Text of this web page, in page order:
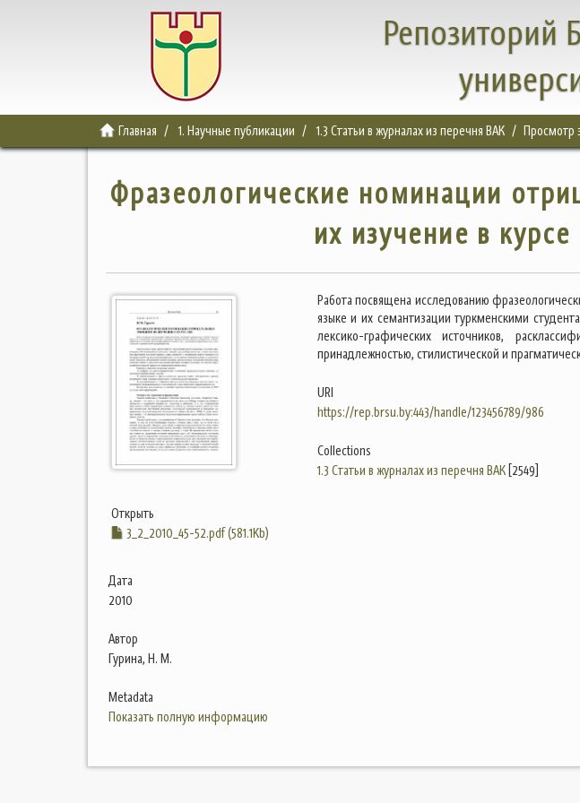
Репозиторий
Главная 1. Научные публикации 1.3 Статьи в журналах из перечня ВАК Просмотр
Фразеологические номинации
их изучение в
Открыть
3_2_2010_45-52.pdf (581.1Kb)
Дата
2010
Автор
Гурина, Н. М.
Metadata
Показать полную информацию
Работа посвящена исследованию
языке и их семантизации туркменскими
лексико-графических источников,
принадлежностью, стилистической и
URI
https://rep.brsu.by:443/handle/123456789/986
Collections
1.3 Статьи в журналах из перечня ВАК[2549]